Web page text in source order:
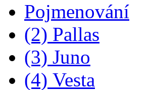
Pojmenování
(2) Pallas
(3) Juno
(4) Vesta